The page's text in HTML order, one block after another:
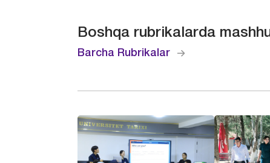
Boshqa rubrikalarda
Barcha Rubrikalar